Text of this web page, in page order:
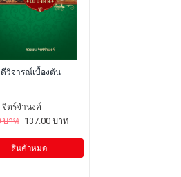
วิจารณ์เบื้องต้น
ตร์จำนงค์
บาท 137.00 บาท
สินค้าหมด